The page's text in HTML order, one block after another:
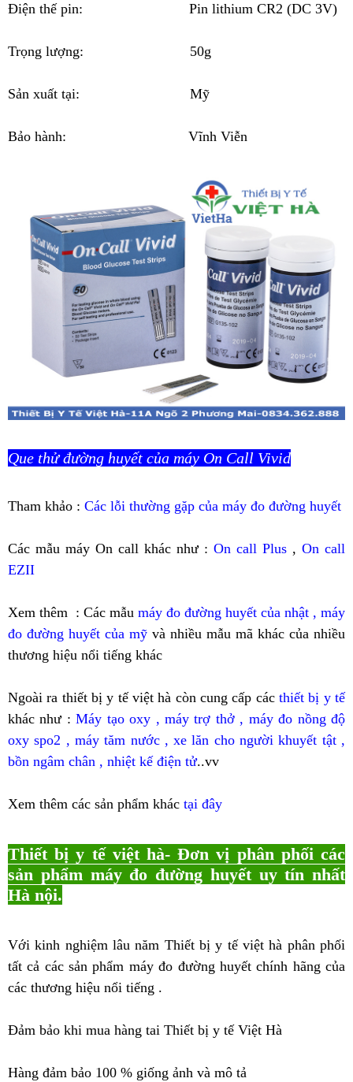
Điện thế pin: Pin lithium CR2 (DC 3V)
Trọng lượng: 50g
Sản xuất tại: Mỹ
Bảo hành: Vĩnh Viễn
Que thử đường huyết của máy On Call Vivid
Tham khảo : Các lỗi thường gặp của máy đo đường huyết
Các mẫu máy On call khác như : On call Plus , On call
EZII
Xem thêm : Các mẫu máy đo đường huyết của nhật , máy
đo đường huyết của mỹ và nhiều mẫu mã khác của nhiều
thương hiệu nổi tiếng khác
Ngoài ra thiết bị y tế việt hà còn cung cấp các thiết bị y tế
khác như :Máy tạo oxy ,máy trợ thở, máy đo nồng độ
oxy spo2 , máy tăm nước, xe lăn cho người khuyết tật ,
bồn ngâm chân , nhiệt kế điện tử..vv
Xem thêm các sản phẩm khác tại đây
Thiết bị y tế việt hà- Đơn vị phân phối các
sản phẩm máy đo đường huyết uy tín nhất
Hà nội.
Với kinh nghiệm lâu năm Thiết bị y tế việt hà phân phối
tất cả các sản phẩm máy đo đường huyết chính hãng của
các thương hiệu nổi tiếng .
Đảm bảo khi mua hàng tai Thiết bị y tế Việt Hà
Hàng đảm bảo 100 % giống ảnh và mô tả